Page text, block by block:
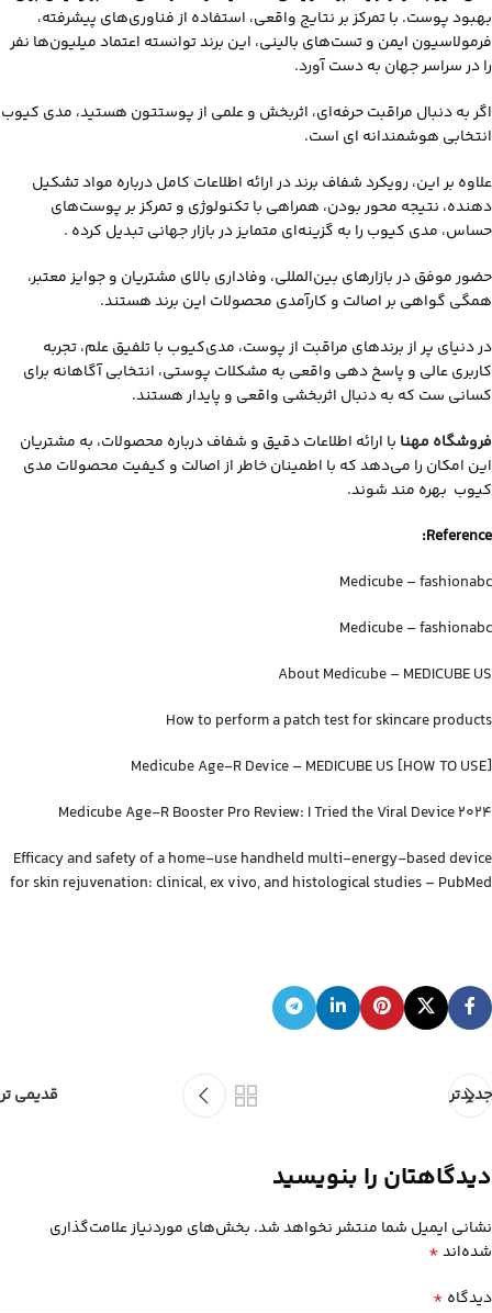
بهبود پوست. با تمرکز بر نتایج واقعی، استفاده از فناوری‌های پیشرفته،
فرمولاسیون ایمن و تست‌های بالینی، این برند توانسته اعتماد میلیون‌ها نفر
را در سراسر جهان به‌ دست آورد.
اگر به دنبال مراقبت حرفه‌ای، اثربخش و علمی از پوستتون هستید، مدی‌ کیوب
انتخابی هوشمندانه ای است.
علاوه بر این، رویکرد شفاف برند در ارائه اطلاعات کامل درباره مواد تشکیل‌
دهنده، نتیجه‌ محور بودن، همراهی با تکنولوژی و تمرکز بر پوست‌های
حساس، مدی‌ کیوب را به گزینه‌ای متمایز در بازار جهانی تبدیل کرده .
حضور موفق در بازارهای بین‌المللی، وفاداری بالای مشتریان و جوایز معتبر،
همگی گواهی بر اصالت و کارآمدی محصولات این برند هستند.
در دنیای پر از برندهای مراقبت از پوست، مدی‌کیوب با تلفیق علم، تجربه
کاربری عالی و پاسخ‌ دهی واقعی به مشکلات پوستی، انتخابی آگاهانه برای
کسانی‌ ست که به‌ دنبال اثربخشی واقعی و پایدار هستند.
فروشگاه مهنا با ارائه اطلاعات دقیق و شفاف درباره محصولات، به مشتریان
این امکان را می‌دهد که با اطمینان خاطر از اصالت و کیفیت محصولات مدی
کیوب بهره مند شوند.
Reference:
Medicube – fashionabc
Medicube – fashionabc
About Medicube – MEDICUBE US
How to perform a patch test for skincare products
[HOW TO USE] Medicube Age-R Device – MEDICUBE US
Medicube Age-R Booster Pro Review: I Tried the Viral Device 2024
Efficacy and safety of a home-use handheld multi-energy-based device
for skin rejuvenation: clinical, ex vivo, and histological studies – PubMed
جدیدتر قدیمی تر
دیدگاهتان را بنویسید
نشانی ایمیل شما منتشر نخواهد شد. بخش‌های موردنیاز علامت‌گذاری
شده‌اند*
دیدگاه *